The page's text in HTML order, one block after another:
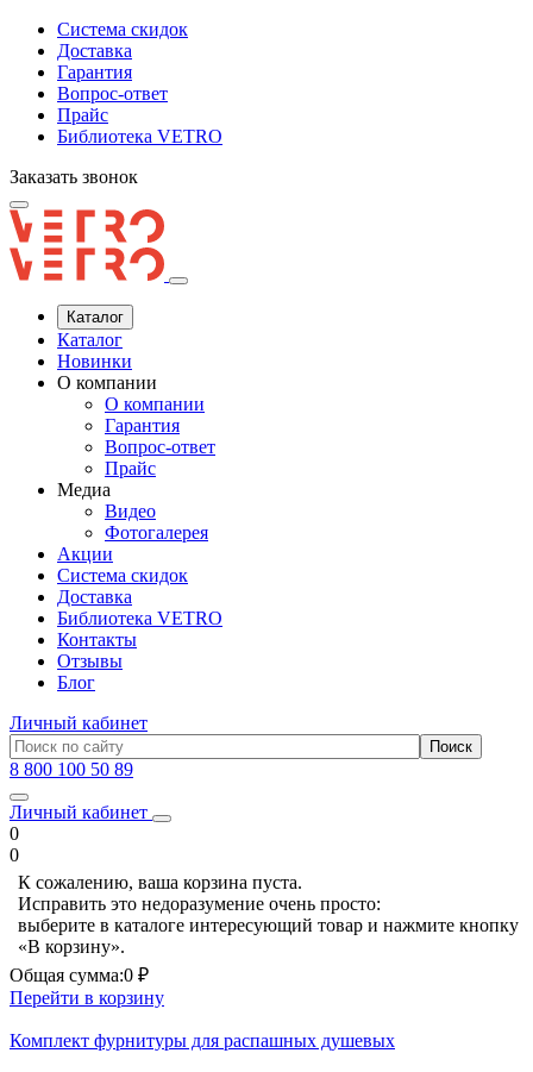
Система скидок
Доставка
Гарантия
Вопрос-ответ
Прайс
Библиотека VETRO
Заказать звонок
Каталог
Каталог
Новинки
О компании
О компании
Гарантия
Вопрос-ответ
Прайс
Медиа
Видео
Фотогалерея
Акции
Система скидок
Доставка
Библиотека VETRO
Контакты
Отзывы
Блог
Личный кабинет
8 800 100 50 89
Личный кабинет
0
0
К сожалению, ваша корзина пуста.
Исправить это недоразумение очень просто:
выберите в каталоге интересующий товар и нажмите кнопку
«В корзину».
Общая сумма:0 ₽
Перейти в корзину
Комплект фурнитуры для распашных душевых